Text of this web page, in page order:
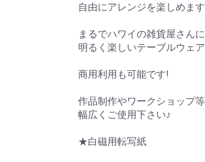
自由にアレンジを楽しめます
まるでハワイの雑貨屋さんに
明るく楽しいテーブルウェ
商用利用も可能です!
作品制作やワークショップ等
幅広くご使用下さい♪
★白磁用転写紙